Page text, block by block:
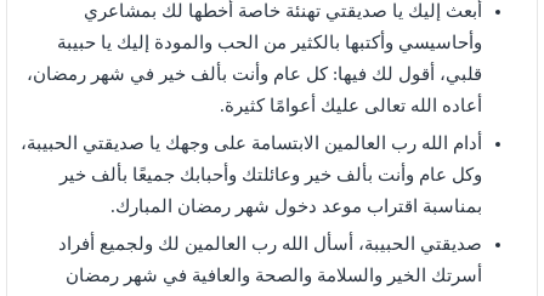
أبعث إليك يا صديقتي تهنئة خاصة أخطها لك بمشاعري
وأحاسيسي وأكتبها بالكثير من الحب والمودة إليك يا حبيبة
قلبي، أقول لك فيها: كل عام وأنت بألف خير في شهر رمضان،
أعاده الله تعالى عليك أعوامًا كثيرة.
أدام الله رب العالمين الابتسامة على وجهك يا صديقتي الحبيبة،
وكل عام وأنت بألف خير وعائلتك وأحبابك جميعًا بألف خير
بمناسبة اقتراب موعد دخول شهر رمضان المبارك.
صديقتي الحبيبة، أسأل الله رب العالمين لك ولجميع أفراد
أسرتك الخير والسلامة والصحة والعافية في شهر رمضان